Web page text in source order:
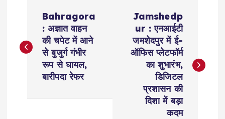
s
Bahragora
: अज्ञात वाहन
की चपेट में आने
से बुजुर्ग गंभीर
रूप से घायल,
बारीपदा रेफर
Jamshedp
ur : एनआईटी
जमशेदपुर में ई-
ऑफिस प्लेटफॉर्म
का शुभारंभ,
डिजिटल
प्रशासन की
दिशा में बड़ा
कदम